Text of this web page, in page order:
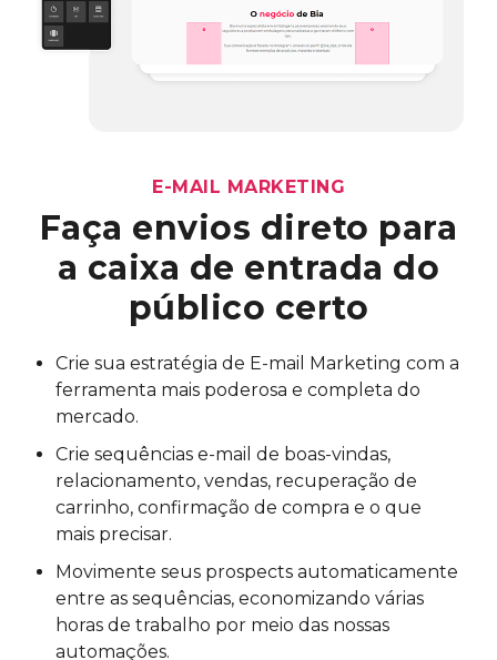
E-MAIL MARKETING
Faça envios direto para
a caixa de entrada do
público certo
Crie sua estratégia de E-mail Marketing com a
ferramenta mais poderosa e completa do
mercado.
Crie sequências e-mail de boas-vindas,
relacionamento, vendas, recuperação de
carrinho, confirmação de compra e o que
mais precisar.
Movimente seus prospects automaticamente
entre as sequências, economizando várias
horas de trabalho por meio das nossas
automações.